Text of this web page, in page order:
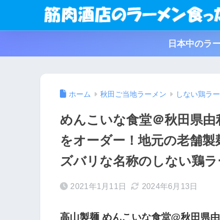
日本中のラ
ホーム 秋田ご当地ラーメン しない鶏ラ
めんこいな食堂＠秋田県
をオーダー！地元の老舗
ズバリな名称のしない鶏
2021年1月11日 2024年6月13日
高山製麺 めんこいな食堂@秋田県